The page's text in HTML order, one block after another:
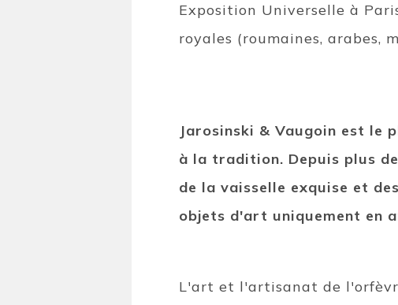
Exposition Universelle à
royales (roumaines, arabes,
Jarosinski & Vaugoin est le
à la tradition. Depuis plus
de la vaisselle exquise et
objets d'art uniquement en
L'art et l'artisanat de